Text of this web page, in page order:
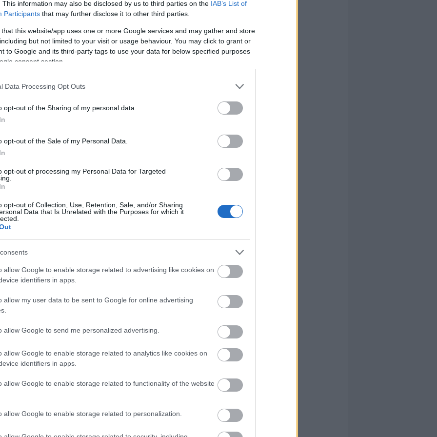
This information may also be disclosed by us to third parties on the IAB’s List of
Participants that may further disclose it to other third parties.
that this website/app uses one or more Google services and may gather and store
but not limited to your visit or usage behaviour. You may click to grant or
to Google and its third-party tags to use your data for below specified purposes
consent section.
Data Processing Opt Outs
opt-out of the Sharing of my personal data.
opt-out of the Sale of my Personal Data.
opt-out of processing my Personal Data for Targeted
opt-out of Collection, Use, Retention, Sale, and/or Sharing
Data that Is Unrelated with the Purposes for which it
allow Google to enable storage related to advertising like cookies on
identifiers in apps.
allow my user data to be sent to Google for online advertising
allow Google to send me personalized advertising.
allow Google to enable storage related to analytics like cookies on
identifiers in apps.
allow Google to enable storage related to functionality of the website
allow Google to enable storage related to personalization.
Válasz erre
HTTP://LONGHAND.HU 2010.04.22. 16:29:07
insights/search/#q=j%C3%A1t%C3%A9k+online&cmpt=
kezelők feladata nagy tömegű, bonyolult felépítésű adathalmaz
kezelése. Az adatokat táblázatokban tárolják, ezeket
nevezzük. Az adatbázis-kezelők több, összefüggő táblát
törlése, módosítása, új rekordok felvitele